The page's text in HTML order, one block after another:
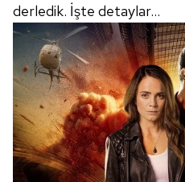
derledik. İşte detaylar...